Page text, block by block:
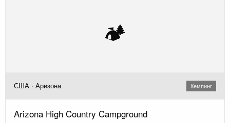
🏕️
США · Аризона Кемпинг
Arizona High Country Campground